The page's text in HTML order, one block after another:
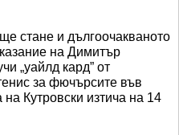
стане и дългоочакваното
на Димитър
„уайлд кард” от
за фючърсите във
Кутровски изтича на 14